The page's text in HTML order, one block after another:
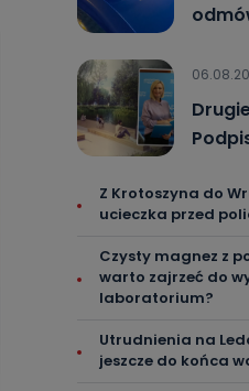
Z Krotoszyna do
ucieczka przed
Czysty magnez z
warto zajrzeć do
laboratorium?
Utrudnienia na
jeszcze do końca